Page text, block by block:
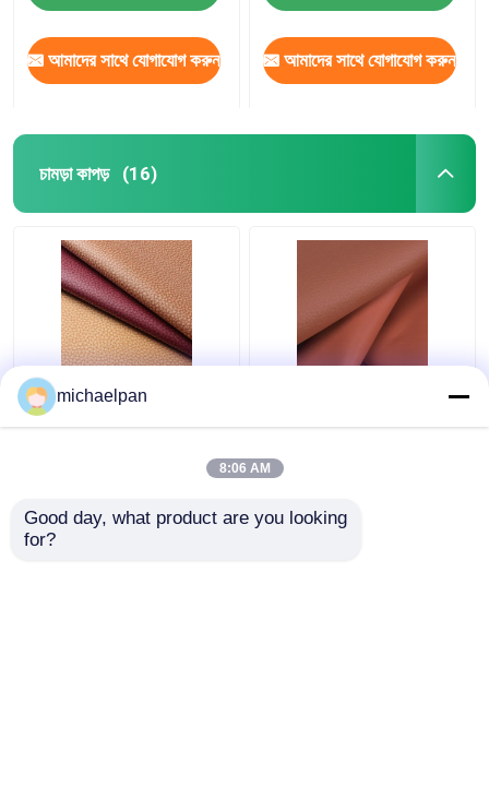
আমাদের সাথে যোগাযোগ করুন আমাদের সাথে যোগাযোগ করুন
চামড়া কাপড় (16)
লিচি লেদার ফ্যাব্রিক 1.2 মিমি
শ্বাস প্রশ্বাসের চামড়া ফ্যাব্রিক
michaelpan
8:06 AM
Good day, what product are you looking
for?